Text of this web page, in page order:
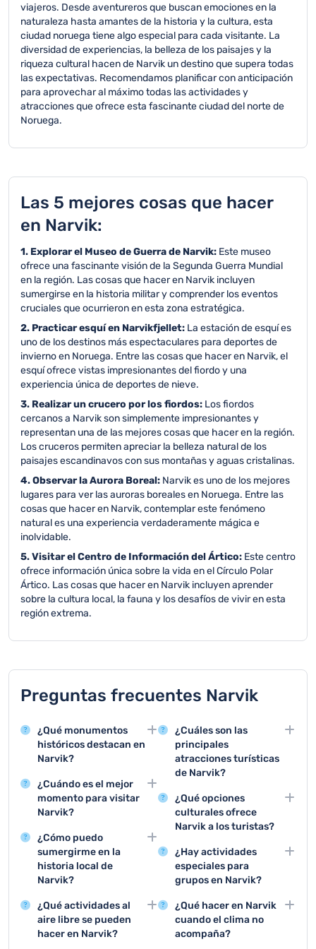
viajeros. Desde aventureros que buscan emociones en la
naturaleza hasta amantes de la historia y la cultura, esta
ciudad noruega tiene algo especial para cada visitante. La
diversidad de experiencias, la belleza de los paisajes y la
riqueza cultural hacen de Narvik un destino que supera todas
las expectativas. Recomendamos planificar con anticipación
para aprovechar al máximo todas las actividades y
atracciones que ofrece esta fascinante ciudad del norte de
Noruega.
Las 5 mejores cosas que hacer
en Narvik:
1. Explorar el Museo de Guerra de Narvik: Este museo
ofrece una fascinante visión de la Segunda Guerra Mundial
en la región. Las cosas que hacer en Narvik incluyen
sumergirse en la historia militar y comprender los eventos
cruciales que ocurrieron en esta zona estratégica.
2. Practicar esquí en Narvikfjellet: La estación de esquí es
uno de los destinos más espectaculares para deportes de
invierno en Noruega. Entre las cosas que hacer en Narvik, el
esquí ofrece vistas impresionantes del fiordo y una
experiencia única de deportes de nieve.
3. Realizar un crucero por los fiordos: Los fiordos
cercanos a Narvik son simplemente impresionantes y
representan una de las mejores cosas que hacer en la región.
Los cruceros permiten apreciar la belleza natural de los
paisajes escandinavos con sus montañas y aguas cristalinas.
4. Observar la Aurora Boreal: Narvik es uno de los mejores
lugares para ver las auroras boreales en Noruega. Entre las
cosas que hacer en Narvik, contemplar este fenómeno
natural es una experiencia verdaderamente mágica e
inolvidable.
5. Visitar el Centro de Información del Ártico: Este centro
ofrece información única sobre la vida en el Círculo Polar
Ártico. Las cosas que hacer en Narvik incluyen aprender
sobre la cultura local, la fauna y los desafíos de vivir en esta
región extrema.
Preguntas frecuentes Narvik
¿Qué monumentos
históricos destacan en
Narvik?
El Museo de Guerra de
Narvik y el Monumento
de la Guerra son lugares
conocer la historia de la
ciudad durante la
Segunda Guerra
Mundial.
¿Cuándo es el mejor
momento para visitar
Narvik?
El verano ofrece días
interminables con sol de
medianoche, mientras
que el invierno es ideal
y practicar deportes de
nieve.
¿Cómo puedo
sumergirme en la
historia local de
Narvik?
Visitando el Museo de
Guerra de Narvik y
realizando tours guiados
¿Qué actividades al
aire libre se pueden
hacer en Narvik?
¿Cuáles son las
principales
atracciones turísticas
de Narvik?
Visitar el Museo de
Guerra, hacer esquí en
Narvikfjellet y realizar
fiordos son las tres
actividades turísticas
más recomendadas.
¿Qué opciones
culturales ofrece
Narvik a los turistas?
El Museo de Guerra,
exposiciones locales y
eventos culturales
tradicionales noruegos
son algunas de las
principales opciones
culturales de la ciudad.
¿Hay actividades
especiales para
grupos en Narvik?
Tours guiados de
historia, excursiones de
esquí en grupo y
cruceros por los fiordos
¿Qué hacer en Narvik
cuando el clima no
acompaña?